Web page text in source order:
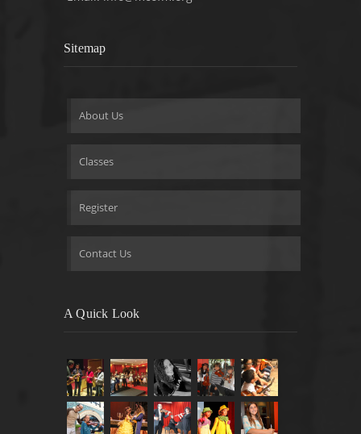
Sitemap
About Us
Classes
Register
Contact Us
A Quick Look